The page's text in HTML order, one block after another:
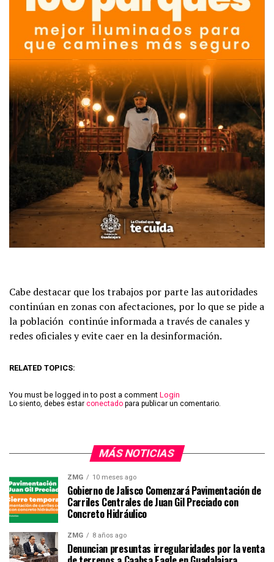
Cabe destacar que los trabajos por parte las autoridades
continúan en zonas con afectaciones, por lo que se pide a
la población continúe informada a través de canales y
redes oficiales y evite caer en la desinformación.
RELATED TOPICS:
You must be logged in to post a comment Login
Lo siento, debes estar conectado para publicar un comentario.
MÁS NOTICIAS
ZMG 10 meses ago
Gobierno de Jalisco Comenzará Pavimentación de
Carriles Centrales de Juan Gil Preciado con
Concreto Hidráulico
ZMG 8 años ago
Denuncian presuntas irregularidades por la venta